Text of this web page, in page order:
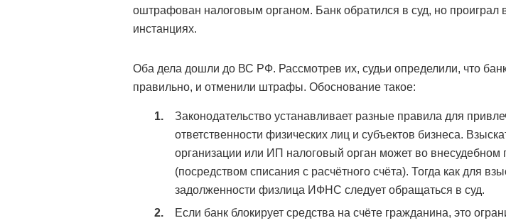
оштрафован налоговым органом. Банк обратился в суд, но проиграл
инстанциях.
Оба дела дошли до ВС РФ. Рассмотрев их, судьи определили, что
правильно, и отменили штрафы. Обоснование такое:
Законодательство устанавливает разные правила для
ответственности физических лиц и субъектов бизнеса.
организации или ИП налоговый орган может во внесудебном
(посредством списания с расчётного счёта). Тогда как для
задолженности физлица ИФНС следует обращаться в суд.
Если банк блокирует средства на счёте гражданина, это